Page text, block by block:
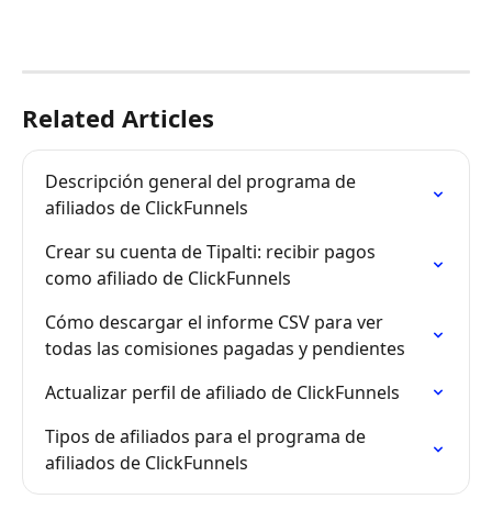
Related Articles
Descripción general del programa de
afiliados de ClickFunnels
Crear su cuenta de Tipalti: recibir pagos
como afiliado de ClickFunnels
Cómo descargar el informe CSV para ver
todas las comisiones pagadas y pendientes
Actualizar perfil de afiliado de ClickFunnels
Tipos de afiliados para el programa de
afiliados de ClickFunnels